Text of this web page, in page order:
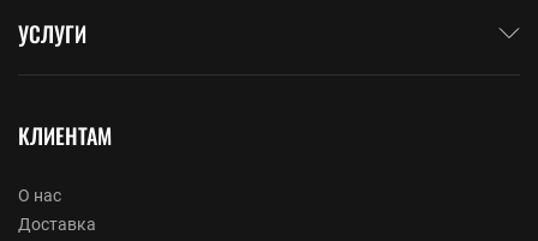
УСЛУГИ
КЛИЕНТАМ
О нас
Доставка